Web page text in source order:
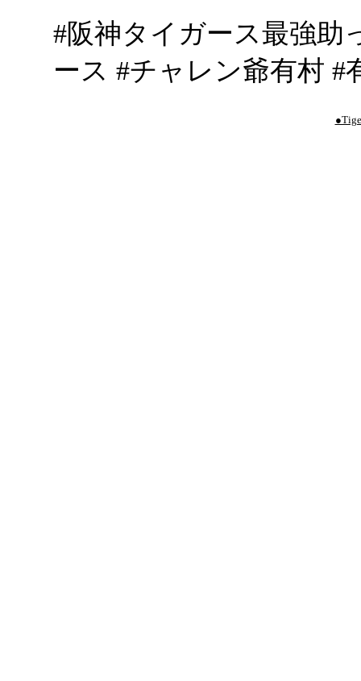
#阪神タイガース最強助
ース #チャレン爺有村 #